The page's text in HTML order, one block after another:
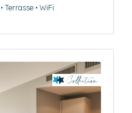
Terrasse • WiFi